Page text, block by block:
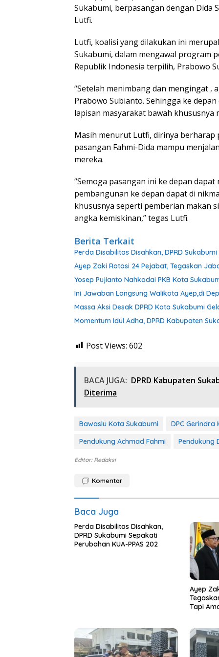
Sukabumi, berpasangan dengan Dida
Lutfi.
Lutfi, koalisi yang dilakukan ini
Sukabumi, dalam mengawal program
Republik Indonesia terpilih, Prabowo
“Setelah menimbang dan mengingat
Prabowo Subianto. Sehingga ke
lapisan masyarakat bawah khususnya
Masih menurut Lutfi, dirinya berharap
pasangan Fahmi-Dida mampu
mereka.
“Semoga pasangan ini ke depan
pembangunan ke depan dapat di
khususnya seperti pemberian makan
angka kemiskinan,” tegas Lutfi.
Berita Terkait
Perda Disabilitas Disahkan, DPRD
Ayep Zaki Rotasi 24 Pejabat, Tegaskan
Yosep Pujianto Nahkodai PKB Kota
Ini Jawaban Langsung Walikota Ayep,di
Massa Aksi Desak DPRD Kota Sukabumi
Momentum Idul Adha, DPRD Kabupaten
Post Views: 602
BACA JUGA: DPRD Kabupaten
Diterima
Bawaslu Kota Sukabumi
DPC Gerindra
Pendukung Achmad Fahmi
Pendukung
Editor: Redaksi
Komentar
Baca Juga
Perda Disabilitas Disahkan,
DPRD Sukabumi Sepakati
Perubahan KUA-PPAS 202
Ayep
Tapi